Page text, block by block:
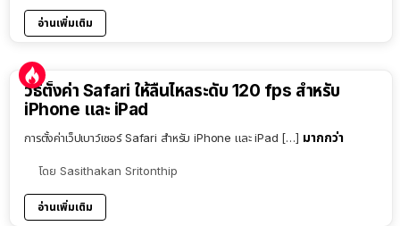
อ่านเพิ่มเติม
วิธีตั้งค่า Safari ให้ลื่นไหลระดับ 120 fps สำหรับ
iPhone และ iPad
การตั้งค่าเว็ปเบาว์เซอร์ Safari สำหรับ iPhone และ iPad […] มากกว่า
โดย Sasithakan Sritonthip
อ่านเพิ่มเติม